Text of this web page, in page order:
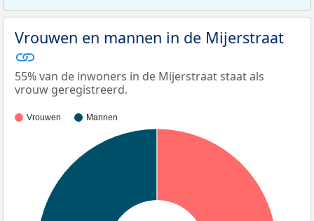
Vrouwen en mannen in de Mijerstraat
55% van de inwoners in de Mijerstraat staat als
vrouw geregistreerd.
Vrouwen Mannen